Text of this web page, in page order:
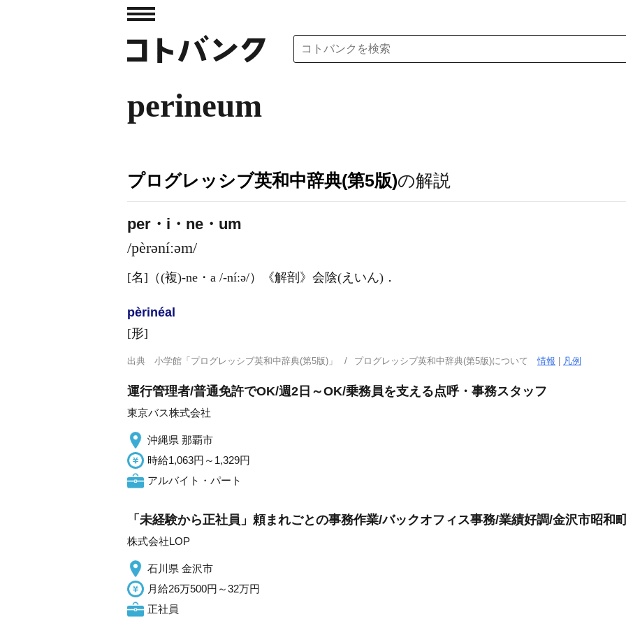
perineum
プログレッシブ英和中辞典(第5版)の解説
per・i・ne・um
/pèrəníːəm/
[名] （(複)-ne・a /-níːə/） 《解剖》 会陰(えいん) ．
pèrinéal
[形]
出典 小学館「プログレッシブ英和中辞典(第5版)」 プログレッシブ英和中辞典(第5版)について情報 凡例
運行管理者/普通免許でOK/週2日～OK/乗務員を支える点呼・事務スタッフ
東京バス株式会社
沖縄県 那覇市
時給1,063円～1,329円
アルバイト・パート
「未経験から正社員」頼まれごとの事務作業/バックオフィス事務/業績好調/金沢市昭和
株式会社LOP
石川県 金沢市
月給26万500円～32万円
正社員